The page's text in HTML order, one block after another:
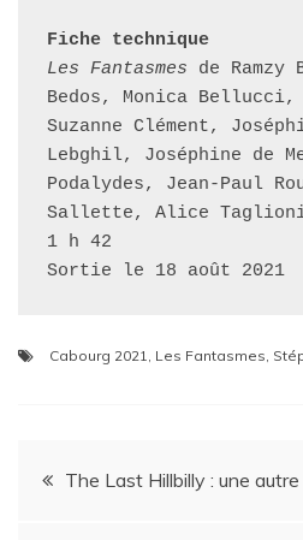
Fiche technique
Les Fantasmes de
Bedos, Monica Bellucci,
Suzanne Clément,
Lebghil, Joséphine de
Podalydes, Jean-Paul
Sallette, Alice
1 h 42
Sortie le 18 août 2021
Cabourg 2021 Les Fantasmes
Navigation
The Last Hillbilly : une autre